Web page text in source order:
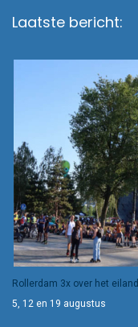
Laatste bericht:
Rollerdam 3x over het eiland
5, 12 en 19 augustus